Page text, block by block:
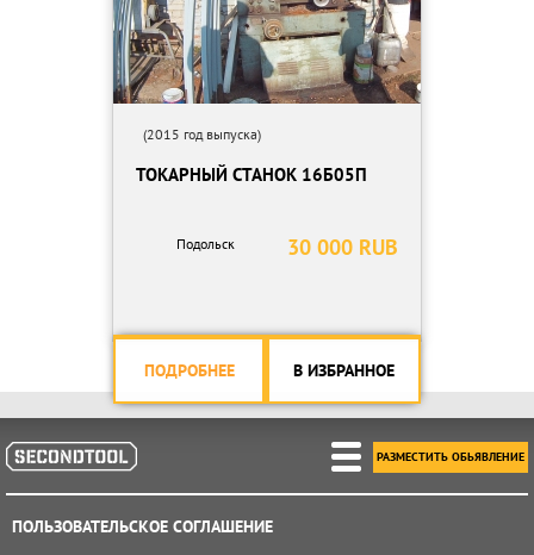
(2015 год выпуска)
ТОКАРНЫЙ СТАНОК 16Б05П
30 000 RUB
Подольск
ПОДРОБНЕЕ В ИЗБРАННОЕ
ПОЛЬЗОВАТЕЛЬСКОЕ СОГЛАШЕНИЕ
РАЗМЕСТИТЬ ОБЬЯВЛЕНИЕ